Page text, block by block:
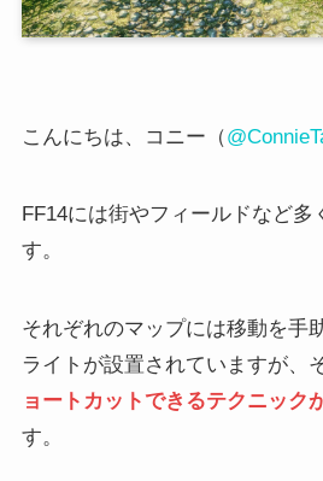
こんにちは、コニー（
FF14には街やフィールドなど多
す。
それぞれのマップには移動を手
ライトが設置されていますが、
ョートカットできるテクニック
す。